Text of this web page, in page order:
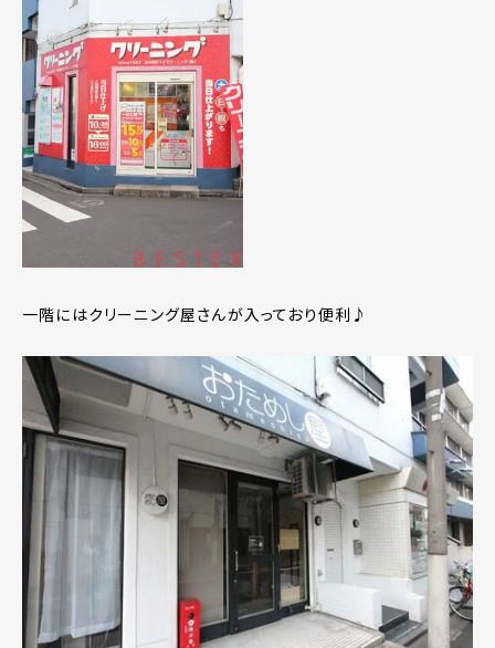
一階にはクリーニング屋さんが入っており便利♪